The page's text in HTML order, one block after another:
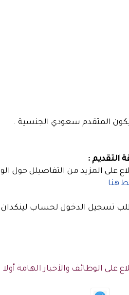
المتقدم سعودي الجنسية .
التقديم :
على المزيد من التفاصيلل حول
هنا
تسجيل الدخول لحساب لينكدان
على الوظائف والأخبار الهامة أولا